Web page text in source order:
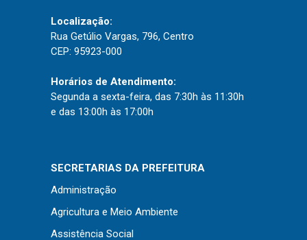
Dispensas e Inexigibilidades
Chamamentos Públicos
Leis, Decretos e Portarias
Localização:
Rua Getúlio Vargas, 796, Centro
CEP: 95923-000
Horários de Atendimento:
Segunda a sexta-feira, das 7:30h às 11:30h
e das 13:00h às 17:00h
SECRETARIAS DA PREFEITURA
Administração
Agricultura e Meio Ambiente
Assistência Social